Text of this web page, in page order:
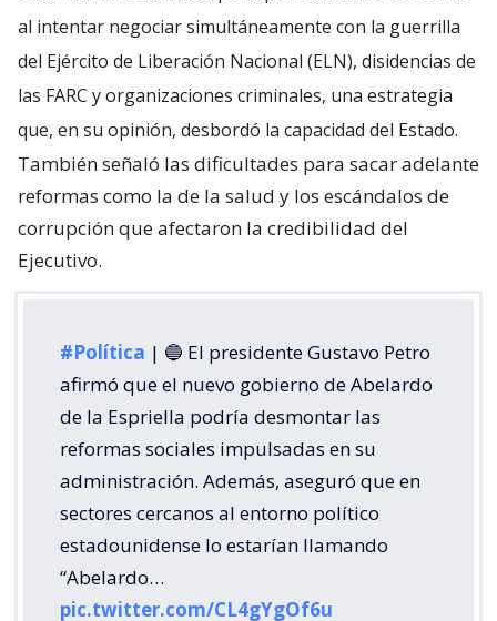
al intentar negociar simultáneamente con la guerrilla
del Ejército de Liberación Nacional (ELN), disidencias de
las FARC y organizaciones criminales, una estrategia
que, en su opinión, desbordó la capacidad del Estado.
También señaló las dificultades para sacar adelante
reformas como la de la salud y los escándalos de
corrupción que afectaron la credibilidad del
Ejecutivo.
#Política | 🔵 El presidente Gustavo Petro
afirmó que el nuevo gobierno de Abelardo
de la Espriella podría desmontar las
reformas sociales impulsadas en su
administración. Además, aseguró que en
sectores cercanos al entorno político
estadounidense lo estarían llamando
“Abelardo…
pic.twitter.com/CL4gYgOf6u